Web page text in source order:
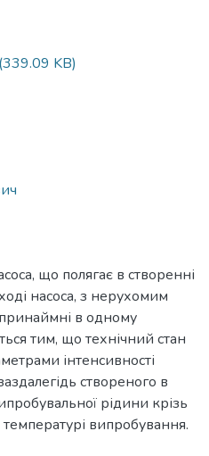
(339.09 KB)
що полягає в створенні
насоса, з нерухомим
в одному
тим, що технічний стан
інтенсивності
створеного в
рідини крізь
температурі випробування.